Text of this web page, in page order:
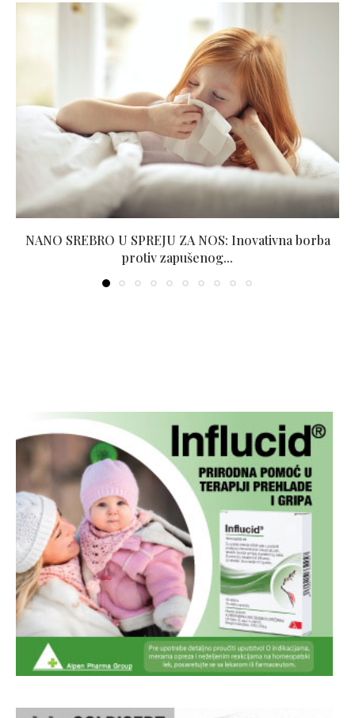
NANO SREBRO U SPREJU ZA NOS: Inovativna borba
protiv zapušenog...